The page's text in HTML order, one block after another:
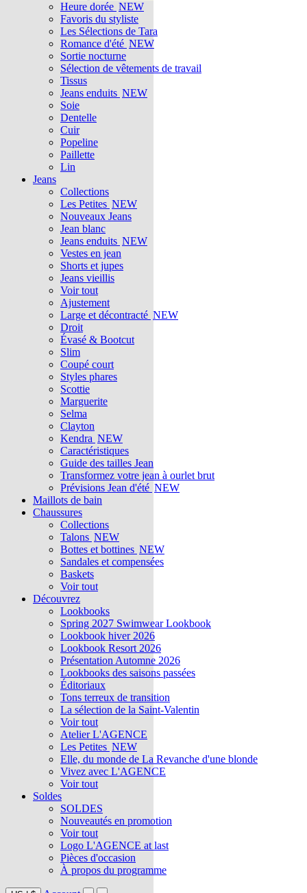
Heure dorée NEW
Favoris du styliste
Les Sélections de Tara
Romance d'été NEW
Sortie nocturne
Sélection de vêtements de travail
Tissus
Jeans enduits NEW
Soie
Dentelle
Cuir
Popeline
Paillette
Lin
Jeans
Collections
Les Petites NEW
Nouveaux Jeans
Jean blanc
Jeans enduits NEW
Vestes en jean
Shorts et jupes
Jeans vieillis
Voir tout
Ajustement
Large et décontracté NEW
Droit
Évasé & Bootcut
Slim
Coupé court
Styles phares
Scottie
Marguerite
Selma
Clayton
Kendra NEW
Caractéristiques
Guide des tailles Jean
Transformez votre jean à ourlet brut
Prévisions Jean d'été NEW
Maillots de bain
Chaussures
Collections
Talons NEW
Bottes et bottines NEW
Sandales et compensées
Baskets
Voir tout
Découvrez
Lookbooks
Spring 2027 Swimwear Lookbook
Lookbook hiver 2026
Lookbook Resort 2026
Présentation Automne 2026
Lookbooks des saisons passées
Éditoriaux
Tons terreux de transition
La sélection de la Saint-Valentin
Voir tout
Atelier L'AGENCE
Les Petites NEW
Elle, du monde de La Revanche d'une blonde
Vivez avec L'AGENCE
Voir tout
Soldes
SOLDES
Nouveautés en promotion
Voir tout
Logo L'AGENCE at last
Pièces d'occasion
À propos du programme